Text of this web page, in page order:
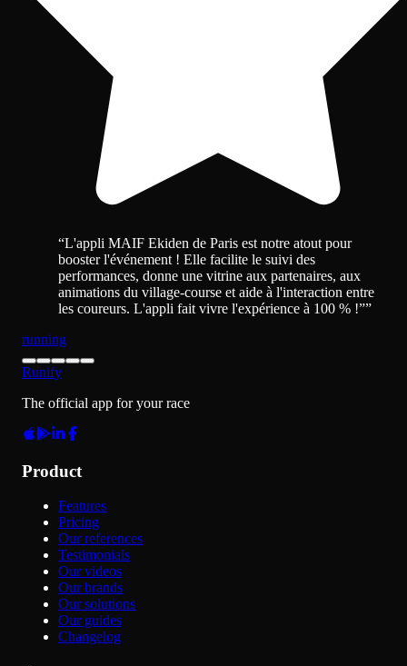
“L'appli MAIF Ekiden de Paris est notre atout pour
booster l'événement ! Elle facilite le suivi des
performances, donne une vitrine aux partenaires, aux
animations du village-course et aide à l'interaction entre
les coureurs. L'appli fait vivre l'expérience à 100 % !””
running
Runify
The official app for your race
Product
Features
Pricing
Our references
Testimonials
Our videos
Our brands
Our solutions
Our guides
Changelog